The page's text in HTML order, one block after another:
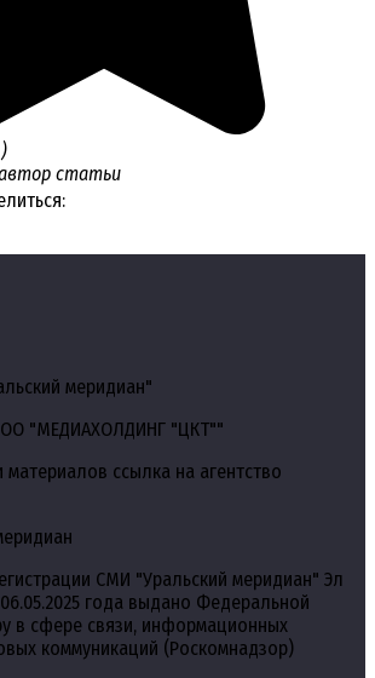
статьи
меридиан"
"МЕДИАХОЛДИНГ "ЦКТ""
ссылка на агентство
СМИ "Уральский меридиан" Эл
года выдано Федеральной
в сфере связи, информационных
коммуникаций (Роскомнадзор)